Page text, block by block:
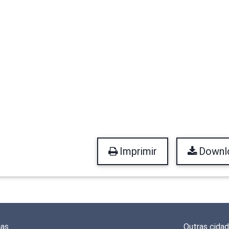
Imprimir
Outras